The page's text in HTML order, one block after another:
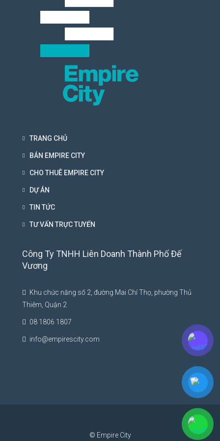
TRANG CHỦ
BÁN EMPIRE CITY
CHO THUÊ EMPIRE CITY
DỰ ÁN
TIN TỨC
TƯ VẤN TRỰC TUYẾN
Công Ty TNHH Liên Doanh Thành Phố Đế
Vương
Khu chức năng số 2, đường Mai Chí Thọ, phường Thủ
Thiêm, Quận 2
08 1806 1807
info@empirescity.com
© Empire City